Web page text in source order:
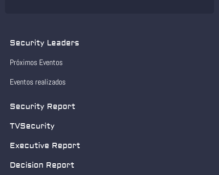
Security Leaders
Próximos Eventos
Eventos realizados
Security Report
TVSecurity
Executive Report
Decision Report